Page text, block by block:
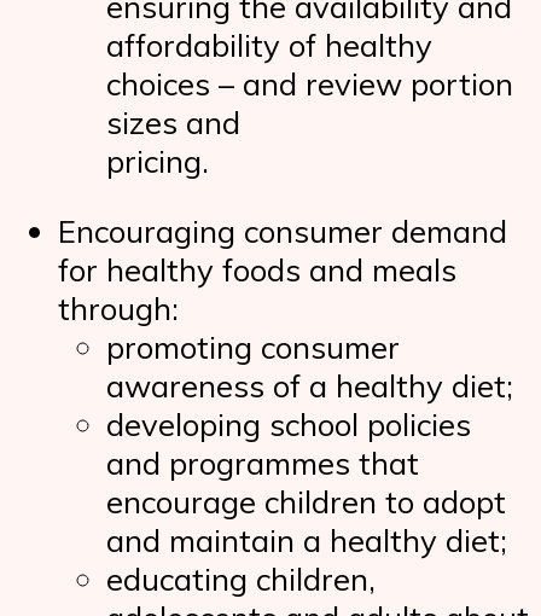
affordability of healthy
choices – and review portion
sizes and
pricing.
Encouraging consumer demand
for healthy foods and meals
through:
promoting consumer
awareness of a healthy diet;
developing school policies
and programmes that
encourage children to adopt
and maintain a healthy diet;
educating children,